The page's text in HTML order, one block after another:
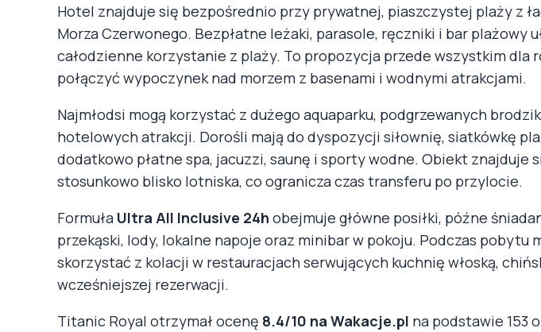
Hotel znajduje się bezpośrednio przy prywatnej, piaszczystej plaży z
Morza Czerwonego. Bezpłatne leżaki, parasole, ręczniki i bar plażowy
całodzienne korzystanie z plaży. To propozycja przede wszystkim dla
połączyć wypoczynek nad morzem z basenami i wodnymi atrakcjami.
Najmłodsi mogą korzystać z dużego aquaparku, podgrzewanych
hotelowych atrakcji. Dorośli mają do dyspozycji siłownię, siatkówkę
dodatkowo płatne spa, jacuzzi, saunę i sporty wodne. Obiekt znajduje
stosunkowo blisko lotniska, co ogranicza czas transferu po przylocie.
Formuła Ultra All Inclusive 24h obejmuje główne posiłki, późne
przekąski, lody, lokalne napoje oraz minibar w pokoju. Podczas pobytu
skorzystać z kolacji w restauracjach serwujących kuchnię włoską,
wcześniejszej rezerwacji.
Titanic Royal otrzymał ocenę 8.4/10 na Wakacje.pl na podstawie 153